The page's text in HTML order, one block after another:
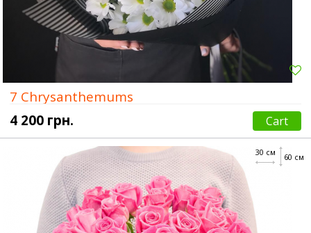
7 Chrysanthemums
4 200 грн.
Cart
60 см
30 см